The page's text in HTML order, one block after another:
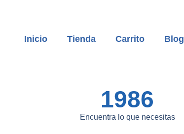
Inicio Tienda Carrito Blog
1986
Encuentra lo que necesitas